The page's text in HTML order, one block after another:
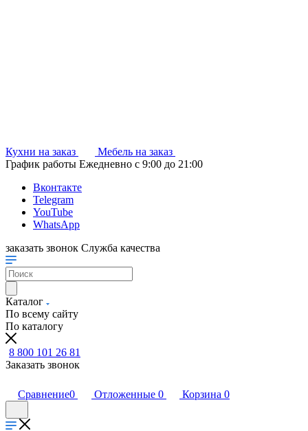
Кухни на заказ
Мебель на заказ
График работы Ежедневно с 9:00 до 21:00
Вконтакте
Telegram
YouTube
WhatsApp
заказать звонок Служба качества
Каталог
По всему сайту
По каталогу
8 800 101 26 81
Заказать звонок
Сравнение0 Отложенные 0 Корзина 0